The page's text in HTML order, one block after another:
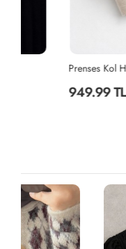
Prenses Kol Hırka - Taş
949.99 TL